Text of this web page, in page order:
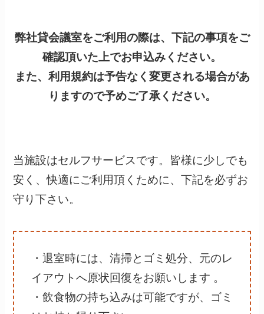
弊社貸会議室をご利用の際は、下記の事項をご
確認頂いた上でお申込みください。
また、利用規約は予告なく変更される場合があ
りますので予めご了承ください。
当施設はセルフサービスです。皆様に少しでも
安く、快適にご利用頂くために、下記を必ずお
守り下さい。
・退室時には、清掃とゴミ処分、元のレ
イアウトへ原状回復をお願いします 。
・飲食物の持ち込みは可能ですが、ゴミ